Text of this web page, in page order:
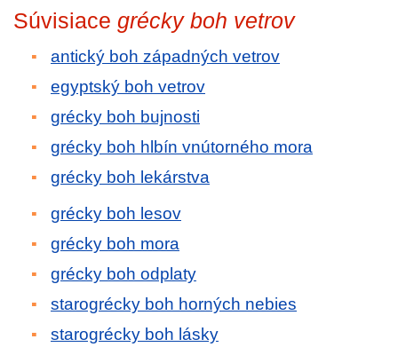
Súvisiace grécky boh vetrov
antický boh západných vetrov
egyptský boh vetrov
grécky boh bujnosti
grécky boh hlbín vnútorného mora
grécky boh lekárstva
grécky boh lesov
grécky boh mora
grécky boh odplaty
starogrécky boh horných nebies
starogrécky boh lásky